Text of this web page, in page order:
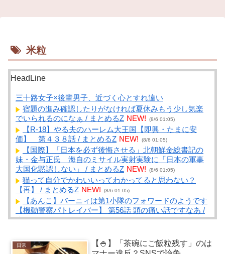
米粒
HeadLine
三十路女子×後輩男子、近づく心とすれ違い
宿題の進み確認したりがなければ夏休みもう少し気楽
でいられるのになぁ / まとめるZ NEW! (8/6 01:05)
【R-18】やる夫のハーレム大王国【即興・たまに安
価】 第４３８話 / まとめるZ NEW! (8/6 01:05)
【国際】「日本を必ず後悔させる」北朝鮮金総書記の
妹・金与正氏 海自のミサイル実射実験に「日本の軍事
大国化黙認しない」 / まとめるZ NEW! (8/6 01:05)
猫って自分でかわいいってわかってると思わない？
【再】 / まとめるZ NEW! (8/6 01:05)
【あんこ】バーニィは第1小隊のフォワードのようです
【機動警察パトレイバー】 第56話 頭の痛い話ですなあ /
まとめるZ NEW! (8/6 01:05)
フィさん、変わり果てた姿で発見される・・・ / NEWま
とめサイトアンテナ！
NEW! (8/6 01:01)
日常
【🍚】「茶碗にご飯粒残す」のは